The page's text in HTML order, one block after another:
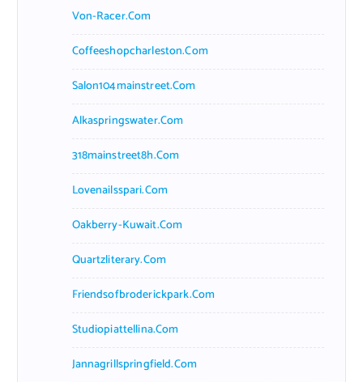
Von-Racer.com
Coffeeshopcharleston.com
Salon104mainstreet.com
Alkaspringswater.com
318mainstreet8h.com
Lovenailsspari.com
Oakberry-Kuwait.com
Quartzliterary.com
Friendsofbroderickpark.com
Studiopiattellina.com
Jannagrillspringfield.com